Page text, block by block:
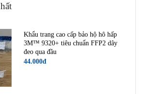
Khẩu trang cao cấp bảo hộ hô hấp
3M™ 9320+ tiêu chuẩn FFP2 dây
đeo qua đầu
44.000đ